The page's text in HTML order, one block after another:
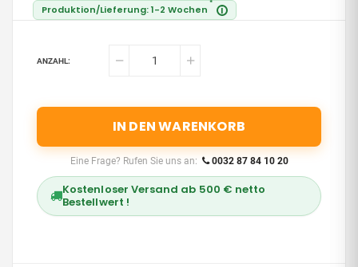
Produktion/Lieferung: 1-2 Wochen *
i
ANZAHL:
IN DEN WARENKORB
Eine Frage? Rufen Sie uns an: 0032 87 84 10 20
Kostenloser Versand ab 500 € netto
Bestellwert !